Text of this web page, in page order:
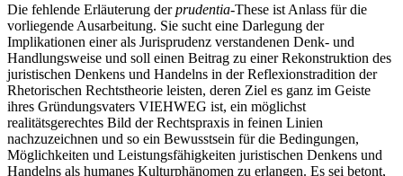
Die fehlende Erläuterung derprudentia-These ist Anlass für die
vorliegende Ausarbeitung. Sie sucht eine Darlegung der
Implikationen einer als Jurisprudenz verstandenen Denk- und
Handlungsweise und soll einen Beitrag zu einer Rekonstruktion des
juristischen Denkens und Handelns in der Reflexionstradition der
Rhetorischen Rechtstheorie leisten, deren Ziel es ganz im Geiste
ihres Gründungsvaters VIEHWEG ist, ein möglichst
realitätsgerechtes Bild der Rechtspraxis in feinen Linien
nachzuzeichnen und so ein Bewusstsein für die Bedingungen,
Möglichkeiten und Leistungsfähigkeiten juristischen Denkens und
Handelns als humanes Kulturphänomen zu erlangen. Es sei betont,